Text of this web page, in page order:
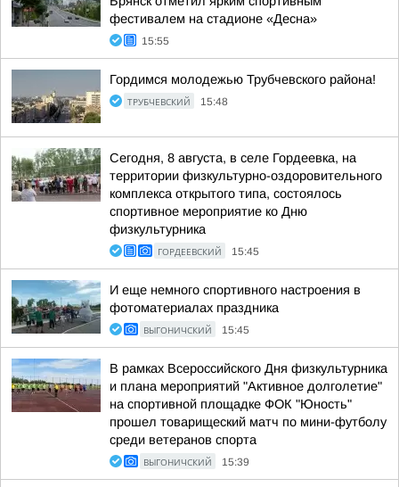
фестивалем на стадионе «Десна»
15:55
Гордимся молодежью Трубчевского района!
ТРУБЧЕВСКИЙ 15:48
Сегодня, 8 августа, в селе Гордеевка, на
территории физкультурно-оздоровительного
комплекса открытого типа, состоялось
спортивное мероприятие ко Дню
физкультурника
ГОРДЕЕВСКИЙ 15:45
И еще немного спортивного настроения в
фотоматериалах праздника
ВЫГОНИЧСКИЙ 15:45
В рамках Всероссийского Дня физкультурника
и плана мероприятий "Активное долголетие"
на спортивной площадке ФОК "Юность"
прошел товарищеский матч по мини-футболу
среди ветеранов спорта
ВЫГОНИЧСКИЙ 15:39